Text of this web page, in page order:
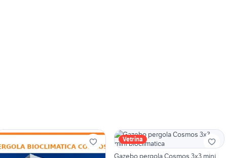
Vetrina
Gazebo pergola Cosmos 3x3 mini